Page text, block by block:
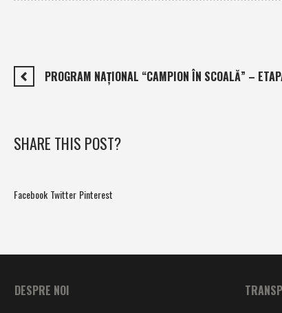
PROGRAM NAȚIONAL “CAMPION ÎN SCOALĂ” –
SHARE THIS POST?
Facebook Twitter Pinterest
DESPRE NOI